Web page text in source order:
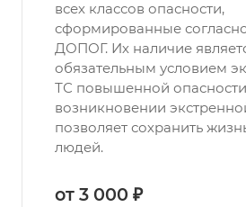
всех классов опасности,
сформированные
ДОПОГ. Их наличие
обязательным условием
ТС повышенной
возникновении
позволяет сохранить
людей.
от 3 000 ₽